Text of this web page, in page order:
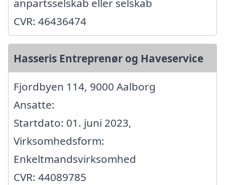
anpartsselskab eller selskab
CVR: 46436474
Hasseris Entreprenør og Haveservice
Fjordbyen 114, 9000 Aalborg
Ansatte:
Startdato: 01. juni 2023,
Virksomhedsform:
Enkeltmandsvirksomhed
CVR: 44089785